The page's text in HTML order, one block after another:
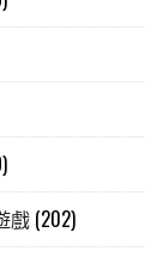
戲(202)